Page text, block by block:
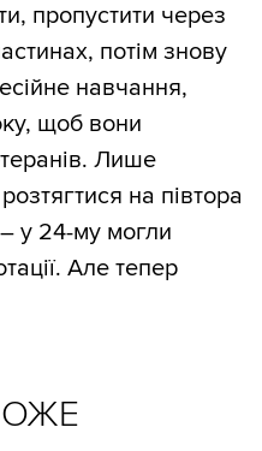
пропустити через
потім знову
навчання,
щоб вони
Лише
на півтора
у 24-му могли
Але тепер